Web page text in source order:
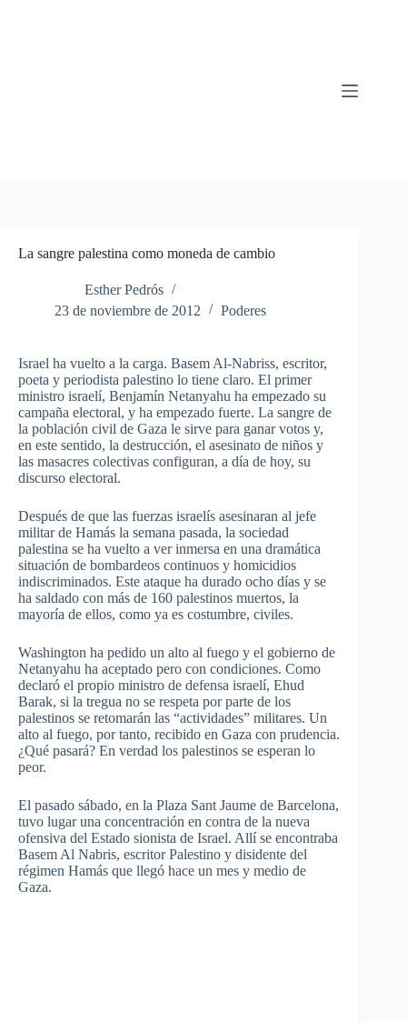
La sangre palestina como moneda de cambio
Esther Pedrós
23 de noviembre de 2012
Poderes
Israel ha vuelto a la carga. Basem Al-Nabriss, escritor,
poeta y periodista palestino lo tiene claro. El primer
ministro israelí, Benjamín Netanyahu ha empezado su
campaña electoral, y ha empezado fuerte. La sangre de
la población civil de Gaza le sirve para ganar votos y,
en este sentido, la destrucción, el asesinato de niños y
las masacres colectivas configuran, a día de hoy, su
discurso electoral.
Después de que las fuerzas israelís asesinaran al jefe
militar de Hamás la semana pasada, la sociedad
palestina se ha vuelto a ver inmersa en una dramática
situación de bombardeos continuos y homicidios
indiscriminados. Este ataque ha durado ocho días y se
ha saldado con más de 160 palestinos muertos, la
mayoría de ellos, como ya es costumbre, civiles.
Washington ha pedido un alto al fuego y el gobierno de
Netanyahu ha aceptado pero con condiciones. Como
declaró el propio ministro de defensa israelí, Ehud
Barak, si la tregua no se respeta por parte de los
palestinos se retomarán las “actividades” militares. Un
alto al fuego, por tanto, recibido en Gaza con prudencia.
¿Qué pasará? En verdad los palestinos se esperan lo
peor.
El pasado sábado, en la Plaza Sant Jaume de Barcelona,
tuvo lugar una concentración en contra de la nueva
ofensiva del Estado sionista de Israel. Allí se encontraba
Basem Al Nabris, escritor Palestino y disidente del
régimen Hamás que llegó hace un mes y medio de
Gaza.